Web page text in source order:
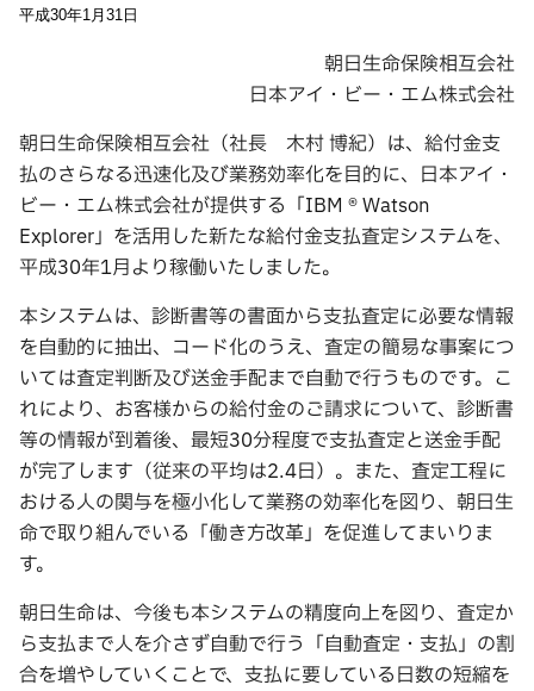
平成30年1月31日
朝日生命保険相互会社
日本アイ・ビー・エム株式会社
朝日生命保険相互会社（社長 木村 博紀）は、給付金支
払のさらなる迅速化及び業務効率化を目的に、日本アイ・
ビー・エム株式会社が提供する「IBM ® Watson
Explorer」を活用した新たな給付金支払査定システムを、
平成30年1月より稼働いたしました。
本システムは、診断書等の書面から支払査定に必要な情報
を自動的に抽出、コード化のうえ、査定の簡易な事案につ
いては査定判断及び送金手配まで自動で行うものです。こ
れにより、お客様からの給付金のご請求について、診断書
等の情報が到着後、最短30分程度で支払査定と送金手配
が完了します（従来の平均は2.4日）。また、査定工程に
おける人の関与を極小化して業務の効率化を図り、朝日生
命で取り組んでいる「働き方改革」を促進してまいりま
す。
朝日生命は、今後も本システムの精度向上を図り、査定か
ら支払まで人を介さず自動で行う「自動査定・支払」の割
合を増やしていくことで、支払に要している日数の短縮を